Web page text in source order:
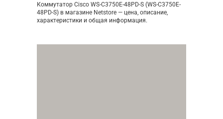
Коммутатор Cisco WS-C3750E-48PD-S (WS-C3750E-
48PD-S) в магазине Netstore — цена, описание,
характеристики и общая информация.